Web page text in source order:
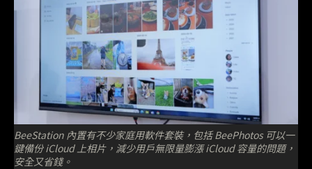
BeeStation 內置有不少家庭用軟件套裝，包括 BeePhotos 可以一
鍵備份 iCloud 上相片，減少用戶無限量膨漲 iCloud 容量的問題，
安全又省錢。